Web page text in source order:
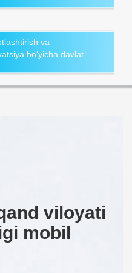
va
bo‘yicha davlat
viloyati
mobil